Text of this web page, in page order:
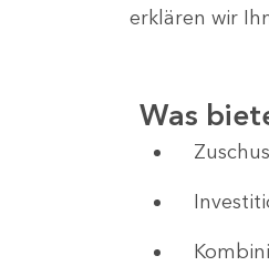
erklären wir
Was